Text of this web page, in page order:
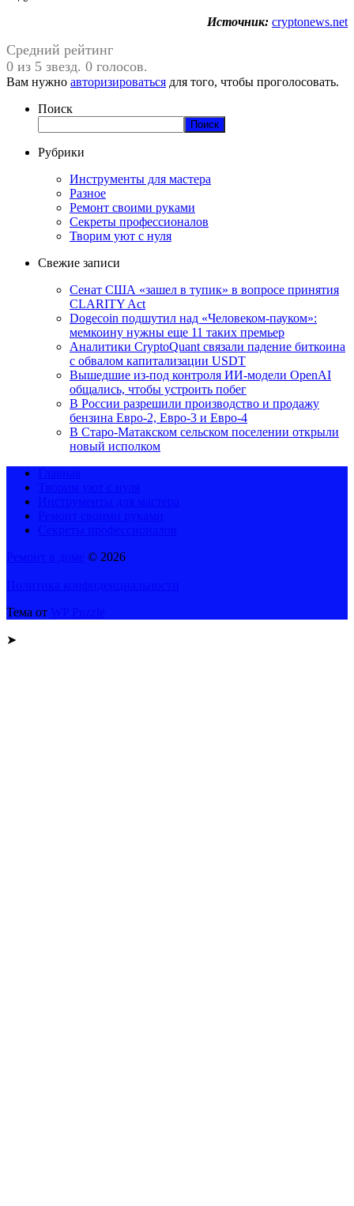
Источник: cryptonews.net
Средний рейтинг
0 из 5 звезд. 0 голосов.
Вам нужно авторизироваться для того, чтобы проголосовать.
Поиск
Поиск
Рубрики
Инструменты для мастера
Разное
Ремонт своими руками
Секреты профессионалов
Творим уют с нуля
Свежие записи
Сенат США «зашел в тупик» в вопросе принятия
CLARITY Act
Dogecoin подшутил над «Человеком-пауком»:
мемкоину нужны еще 11 таких премьер
Аналитики CryptoQuant связали падение биткоина
с обвалом капитализации USDT
Вышедшие из-под контроля ИИ-модели OpenAI
общались, чтобы устроить побег
В России разрешили производство и продажу
бензина Евро-2, Евро-3 и Евро-4
В Старо-Матакском сельском поселении открыли
новый исполком
© 2026
Тема от
➤